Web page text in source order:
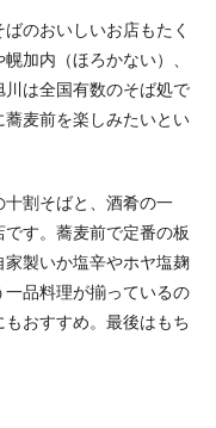
のおいしいお店もたく
加内（ほろかない）、
は全国有数のそば処で
麦前を楽しみたいとい
十割そばと、酒肴の一
す。蕎麦前で定番の板
製いか塩辛やホヤ塩麹
品料理が揃っているの
おすすめ。最後はもち